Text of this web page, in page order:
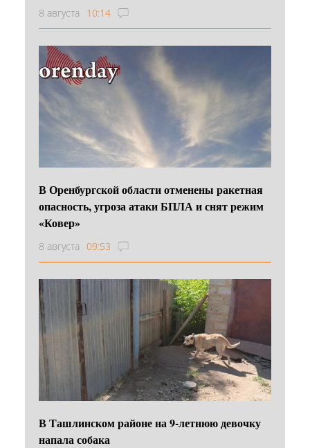
8 августа 10:14
В Оренбургской области отменены ракетная
опасность, угроза атаки БПЛА и снят режим
«Ковер»
8 августа 09:53
В Ташлинском районе на 9-летнюю девочку
напала собака